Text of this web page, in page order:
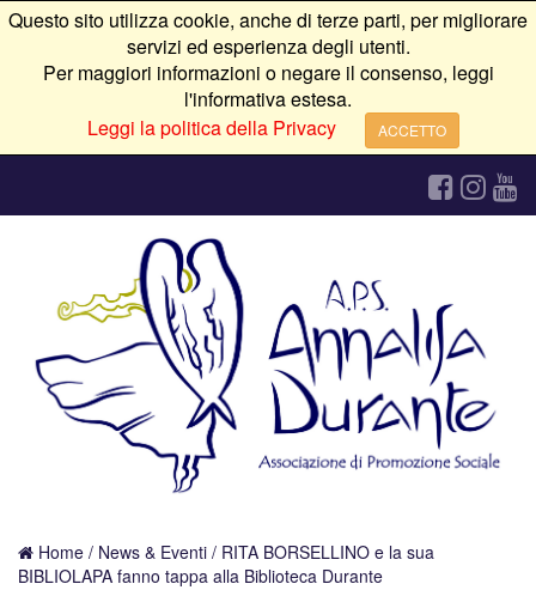
Questo sito utilizza cookie, anche di terze parti, per migliorare
servizi ed esperienza degli utenti.
Per maggiori informazioni o negare il consenso, leggi
l'informativa estesa.
Leggi la politica della Privacy
ACCETTO
Home / News & Eventi / RITA BORSELLINO e la sua
BIBLIOLAPA fanno tappa alla Biblioteca Durante